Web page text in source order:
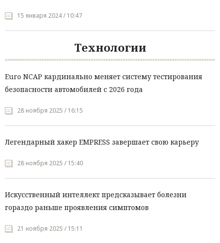
15 января 2024 / 10:47
Технологии
Euro NCAP кардинально меняет систему тестирования
безопасности автомобилей с 2026 года
28 ноября 2025 / 16:15
Легендарный хакер EMPRESS завершает свою карьеру
28 ноября 2025 / 15:40
Искусственный интеллект предсказывает болезни
гораздо раньше проявления симптомов
21 ноября 2025 / 15:11